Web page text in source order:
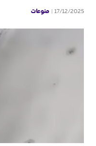
17/12/2025 منوعات